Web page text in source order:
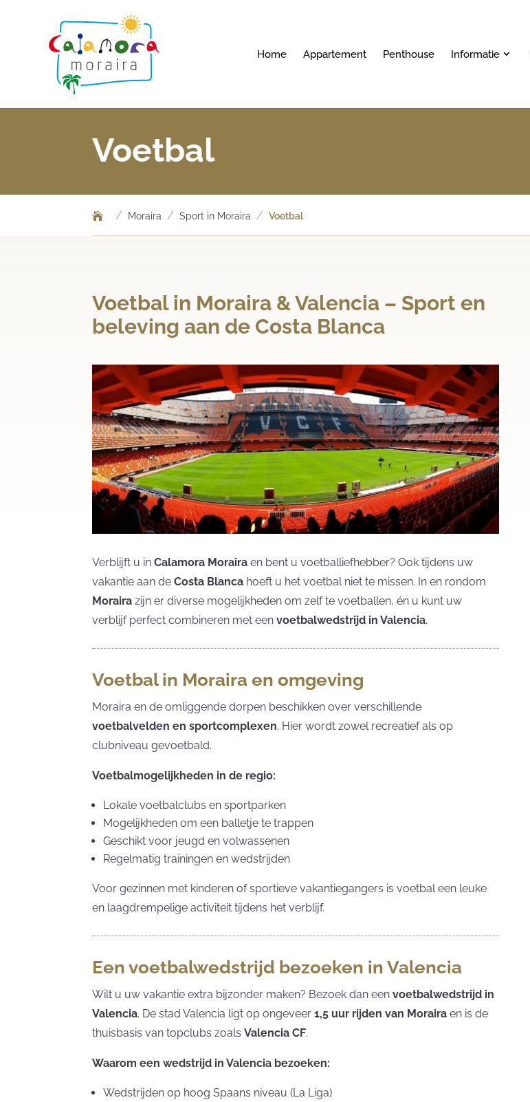
Home Appartement Penthouse Informatie
Voetbal
/ Moraira / Sport in Moraira / Voetbal
Voetbal in Moraira & Valencia – Sport en
beleving aan de Costa Blanca
Verblijft u inCalamora Moraira en bent u voetballiefhebber? Ook tijdens uw
vakantie aan deCosta Blanca hoeft u het voetbal niet te missen. In en rondom
Moraira zijn er diverse mogelijkheden om zelf te voetballen, én u kunt uw
verblijf perfect combineren met eenvoetbalwedstrijd in Valencia.
Voetbal in Moraira en omgeving
Moraira en de omliggende dorpen beschikken over verschillende
voetbalvelden en sportcomplexen. Hier wordt zowel recreatief als op
clubniveau gevoetbald.
Voetbalmogelijkheden in de regio:
Lokale voetbalclubs en sportparken
Mogelijkheden om een balletje te trappen
Geschikt voor jeugd en volwassenen
Regelmatig trainingen en wedstrijden
Voor gezinnen met kinderen of sportieve vakantiegangers is voetbal een leuke
en laagdrempelige activiteit tijdens het verblijf.
Een voetbalwedstrijd bezoeken in Valencia
Wilt u uw vakantie extra bijzonder maken? Bezoek dan eenvoetbalwedstrijd in
Valencia. De stad Valencia ligt op ongeveer1,5 uur rijden van Moraira en is de
thuisbasis van topclubs zoalsValencia CF.
Waarom een wedstrijd in Valencia bezoeken:
Wedstrijden op hoog Spaans niveau (La Liga)